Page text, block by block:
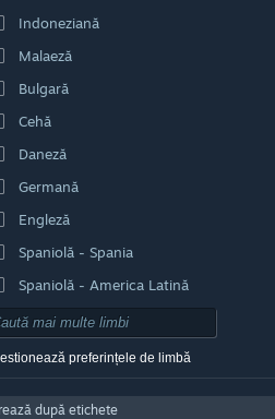
Indoneziană
Malaeză
Bulgară
Cehă
Daneză
Germană
Engleză
Spaniolă - Spania
Spaniolă - America Latină
preferințele de limbă
după etichete